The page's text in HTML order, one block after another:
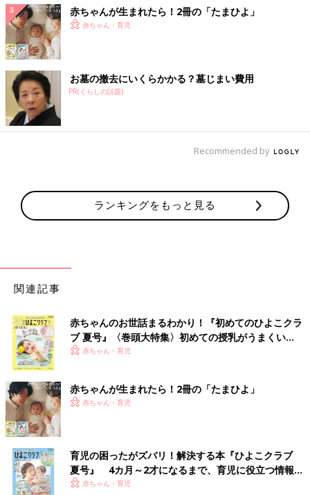
赤ちゃんが生まれたら！2冊の「たまひよ」
赤ちゃん・育児
お墓の撤去にいくらかかる？墓じまい費用
PR(くらしの話題)
Recommended by
ランキングをもっと見る
関連記事
赤ちゃんのお世話まるわかり！『初めてのひよこクラ
ブ 夏号』〈巻頭大特集〉初めての授乳がうまくい
く！ おっぱい・ミルクの基本と夏のトラブル 解決テ
赤ちゃん・育児
赤ちゃんが生まれたら！2冊の「たまひよ」
赤ちゃん・育児
育児の困ったがズバリ！解決する本『ひよこクラブ
夏号』 4カ月～2才になるまで、育児に役立つ情報が
いっぱい！
赤ちゃん・育児